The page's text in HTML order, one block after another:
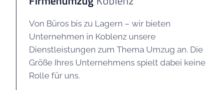
Von Büros bis zu Lagern – wir bieten
Unternehmen in Koblenz unsere
Dienstleistungen zum Thema Umzug an. Die
Größe Ihres Unternehmens spielt dabei keine
Rolle für uns.